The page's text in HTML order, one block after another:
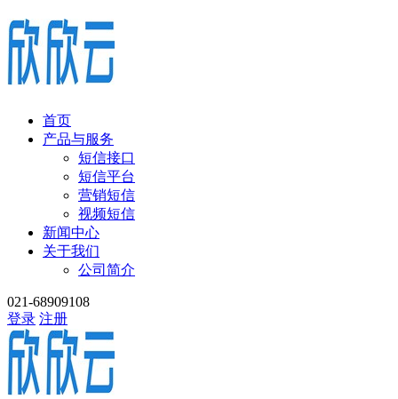
首页
产品与服务
短信接口
短信平台
营销短信
视频短信
新闻中心
关于我们
公司简介
021-68909108
登录 注册